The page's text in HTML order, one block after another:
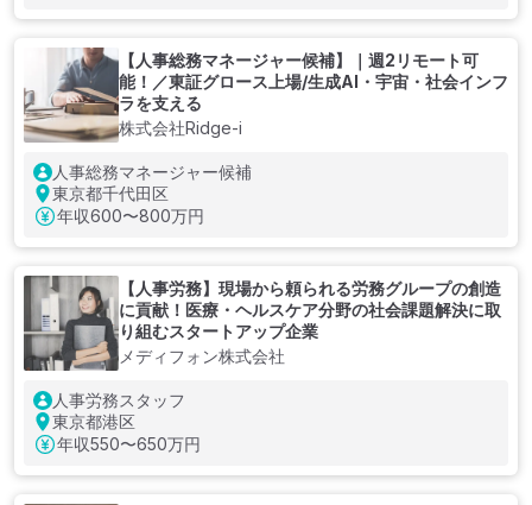
【人事総務マネージャー候補】｜週2リモート可
能！／東証グロース上場/生成AI・宇宙・社会インフ
ラを支える
株式会社Ridge-i
人事総務マネージャー候補
東京都千代田区
年収600〜800万円
【人事労務】現場から頼られる労務グループの創造
に貢献！医療・ヘルスケア分野の社会課題解決に取
り組むスタートアップ企業
メディフォン株式会社
人事労務スタッフ
東京都港区
年収550〜650万円